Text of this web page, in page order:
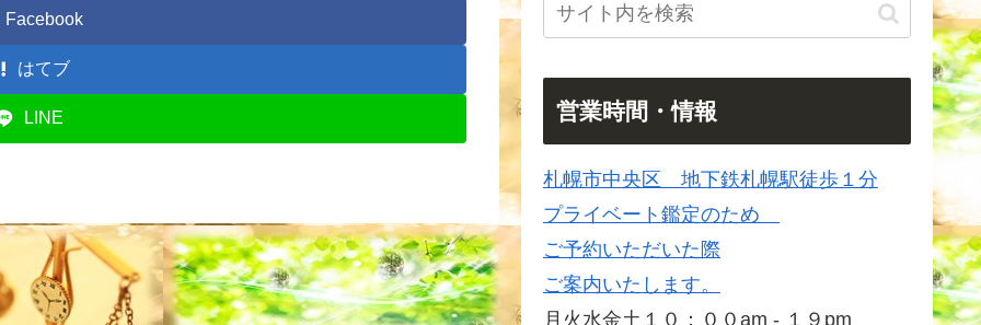
Facebook
はてブ
LINE 営業時間・情報
札幌市中央区 地下鉄札幌駅徒歩１分
プライベート鑑定のため
ご予約いただいた際
ご案内いたします。
月火水金土１０：００am - １９pm